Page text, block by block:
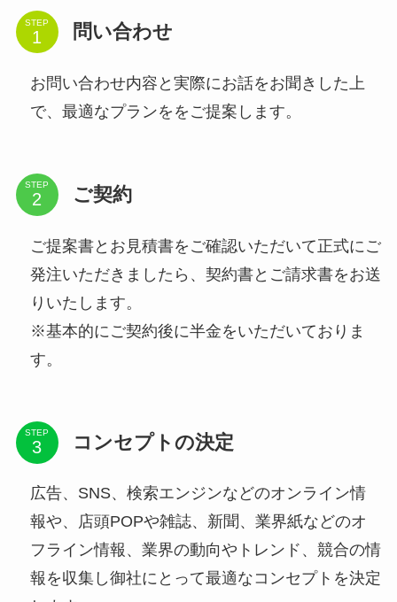
STEP 問い合わせ
お問い合わせ内容と実際にお話をお聞きした上
で、最適なプランををご提案します。
STEP ご契約
ご提案書とお見積書をご確認いただいて正式にご
発注いただきましたら、契約書とご請求書をお送
りいたします。
※基本的にご契約後に半金をいただいておりま
す。
STEP コンセプトの決定
広告、SNS、検索エンジンなどのオンライン情
報や、店頭POPや雑誌、新聞、業界紙などのオ
フライン情報、業界の動向やトレンド、競合の情
報を収集し御社にとって最適なコンセプトを決定